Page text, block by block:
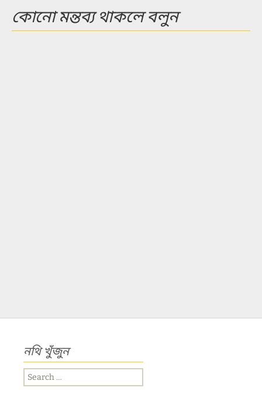
কোনো মন্তব্য থাকলে বলুন
নথি খুঁজুন
Search
for: